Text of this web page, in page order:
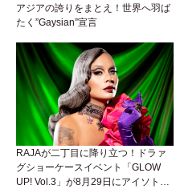
アジアの誇りをまとえ！世界へ羽ば
たく”Gaysian”宣言
RAJAが二丁目に降り立つ！ドラァ
グショーケースイベント「GLOW
UP! Vol.3」が8月29日にアイソトー